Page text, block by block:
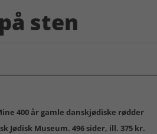
sten
400 år gamle danskjødiske rødder
Jødisk Museum. 496 sider, ill. 375 kr.